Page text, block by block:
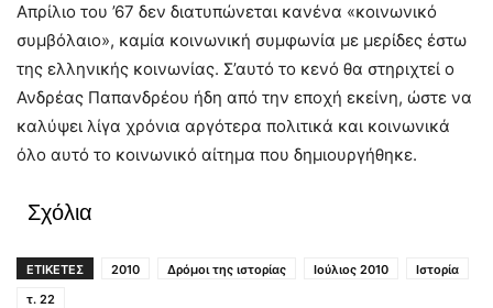
Απρίλιο του ’67 δεν διατυπώνεται κανένα «κοινωνικό
συμβόλαιο», καμία κοινωνική συμφωνία με μερίδες έστω
της ελληνικής κοινωνίας. Σ’αυτό το κενό θα στηριχτεί ο
Ανδρέας Παπανδρέου ήδη από την εποχή εκείνη, ώστε να
καλύψει λίγα χρόνια αργότερα πολιτικά και κοινωνικά
όλο αυτό το κοινωνικό αίτημα που δημιουργήθηκε.
Σχόλια
ΕΤΙΚΕΤΕΣ 2010 Δρόμοι της ιστορίας Ιούλιος 2010
Ιστορία
τ. 22